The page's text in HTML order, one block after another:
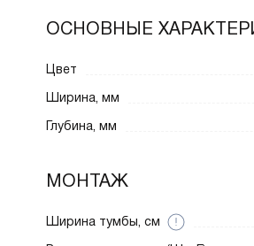
ОСНОВНЫЕ
Цвет
Ширина, мм
Глубина, мм
МОНТАЖ
Ширина тумбы, см